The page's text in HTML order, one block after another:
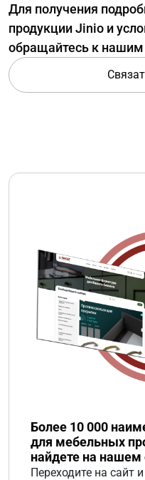
Для получения
продукции Jinio и
обращайтесь к
Более 10 000
для мебельных
найдете на нашем
Переходите на сайт